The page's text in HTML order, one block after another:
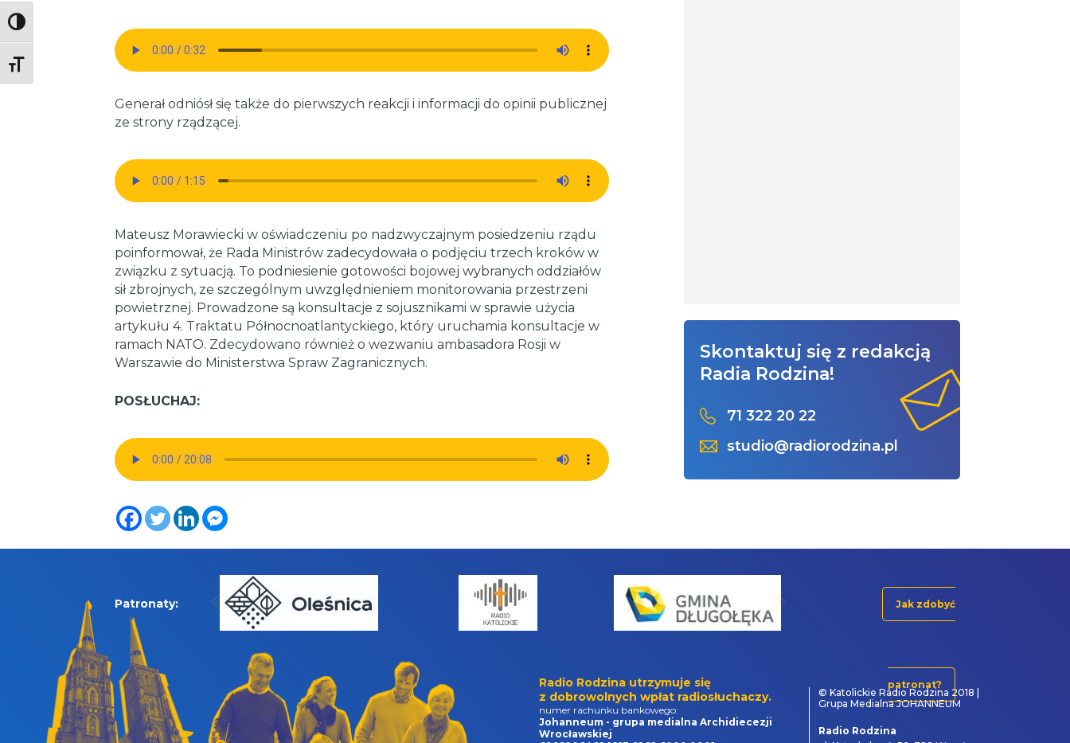
Toggle High Contrast
Toggle Font size
Generał odniósł się także do pierwszych reakcji i informacji do opinii publicznej
ze strony rządzącej.
Mateusz Morawiecki w oświadczeniu po nadzwyczajnym posiedzeniu rządu
poinformował, że Rada Ministrów zadecydowała o podjęciu trzech kroków w
związku z sytuacją. To podniesienie gotowości bojowej wybranych oddziałów
sił zbrojnych, ze szczególnym uwzględnieniem monitorowania przestrzeni
powietrznej. Prowadzone są konsultacje z sojusznikami w sprawie użycia
artykułu 4. Traktatu Północnoatlantyckiego, który uruchamia konsultacje w
ramach NATO. Zdecydowano również o wezwaniu ambasadora Rosji w
Warszawie do Ministerstwa Spraw Zagranicznych.
POSŁUCHAJ:
Skontaktuj się z redakcją
Radia Rodzina!
71 322 20 22
studio@radiorodzina.pl
Patronaty: Jak zdobyć
patronat?
Radio Rodzina utrzymuje się
z dobrowolnych wpłat radiosłuchaczy.
numer rachunku bankowego:
Johanneum - grupa medialna Archidiecezji
Wrocławskiej
© Katolickie Radio Rodzina 2018 |
Grupa Medialna JOHANNEUM
Radio Rodzina